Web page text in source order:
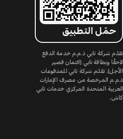
حمّل التطبيق
تقدّم شركة تابي ذ.م.م خدمة الدفع
لاحقًا وبطاقة تابي (ائتمان قصير
الأجل). تقدّم شركة تابي للمدفوعات
ذ.م.م المرخصة من مصرف الإمارات
العربية المتحدة المركزي خدمات تابي
كاش.